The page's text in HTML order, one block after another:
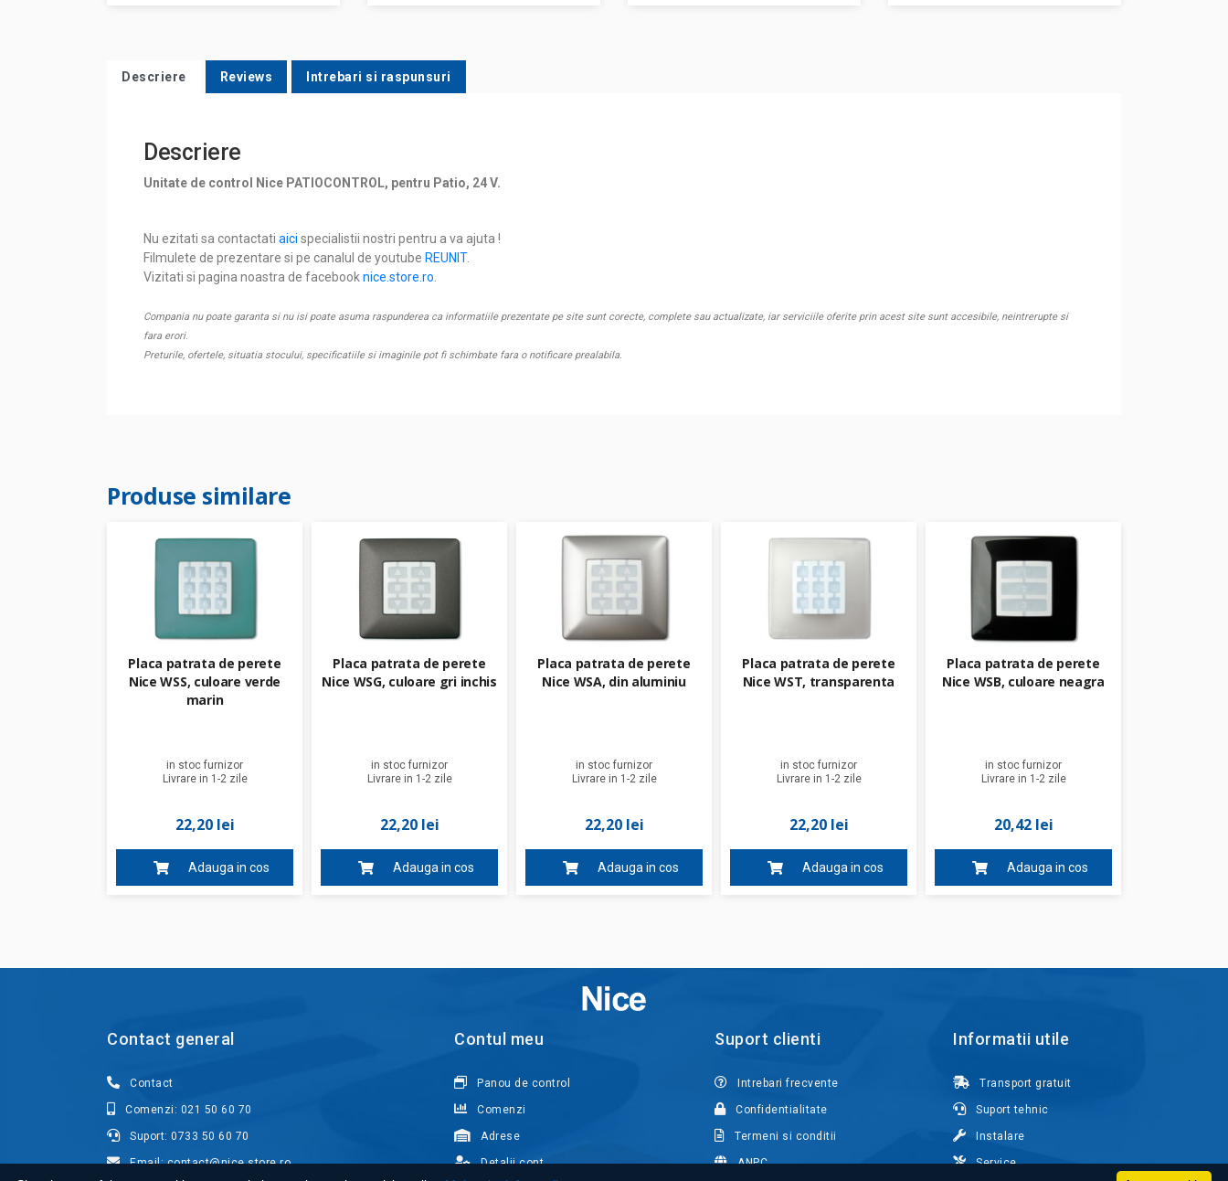
Descriere Reviews Intrebari si raspunsuri
Descriere
Unitate de control Nice PATIOCONTROL, pentru Patio, 24 V.
Nu ezitati sa contactati aici specialistii nostri pentru a va ajuta !
Filmulete de prezentare si pe canalul de youtube REUNIT.
Vizitati si pagina noastra de facebooknice.store.ro
Compania nu poate garanta si nu isi poate asuma raspunderea ca informatiile prezentate pe site sunt corecte, complete sau actualizate, iar serviciile oferite prin acest site sunt accesibile, neintrerupte si
fara erori.
Preturile, ofertele, situatia stocului, specificatiile si imaginile pot fi schimbate fara o notificare prealabila.
Produse similare
Placa patrata de perete
Nice WSS, culoare verde
marin
in stoc furnizor
Livrare in 1-2 zile
22,20 lei
Adauga in cos
Placa patrata de perete
Nice WSG, culoare gri inchis
in stoc furnizor
Livrare in 1-2 zile
22,20 lei
Adauga in cos
Placa patrata de perete
Nice WSA, din aluminiu
in stoc furnizor
Livrare in 1-2 zile
22,20 lei
Adauga in cos
Placa patrata de perete
Nice WST, transparenta
in stoc furnizor
Livrare in 1-2 zile
22,20 lei
Adauga in cos
Placa patrata de perete
Nice WSB, culoare neagra
in stoc furnizor
Livrare in 1-2 zile
20,42 lei
Adauga in cos
Contact general
Contact
Comenzi: 021 50 60 70
Suport: 0733 50 60 70
Email: contact@nice.store.ro
Contul meu
Panou de control
Comenzi
Adrese
Detalii cont
Suport clienti
Intrebari frecvente
Confidentialitate
Termeni si conditii
ANPC
Informatii utile
Transport gratuit
Suport tehnic
Instalare
Service